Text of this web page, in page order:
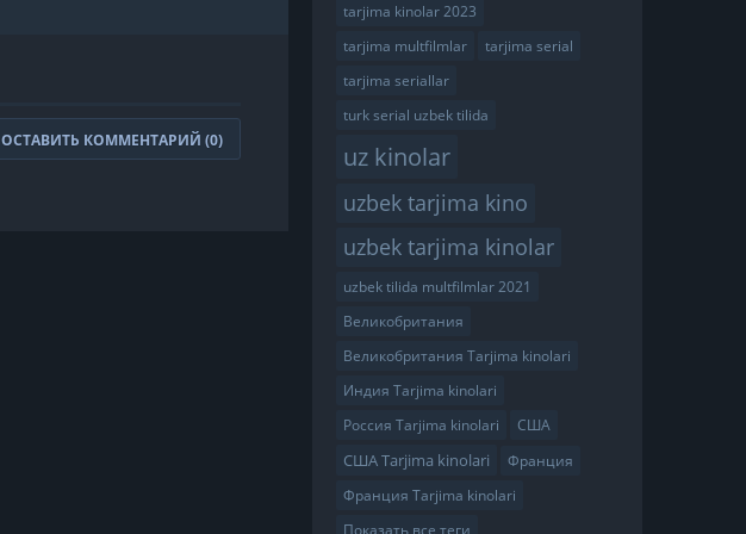
ОСТАВИТЬ КОММЕНТАРИЙ (0)
tarjima kinolar 2023
tarjima multfilmlar
tarjima serial
tarjima seriallar
turk serial uzbek tilida
uz kinolar
uzbek tarjima kino
uzbek tarjima kinolar
uzbek tilida multfilmlar 2021
Великобритания
Великобритания Tarjima kinolari
Индия Tarjima kinolari
Россия Tarjima kinolari
США
США Tarjima kinolari
Франция
Франция Tarjima kinolari
Показать все теги